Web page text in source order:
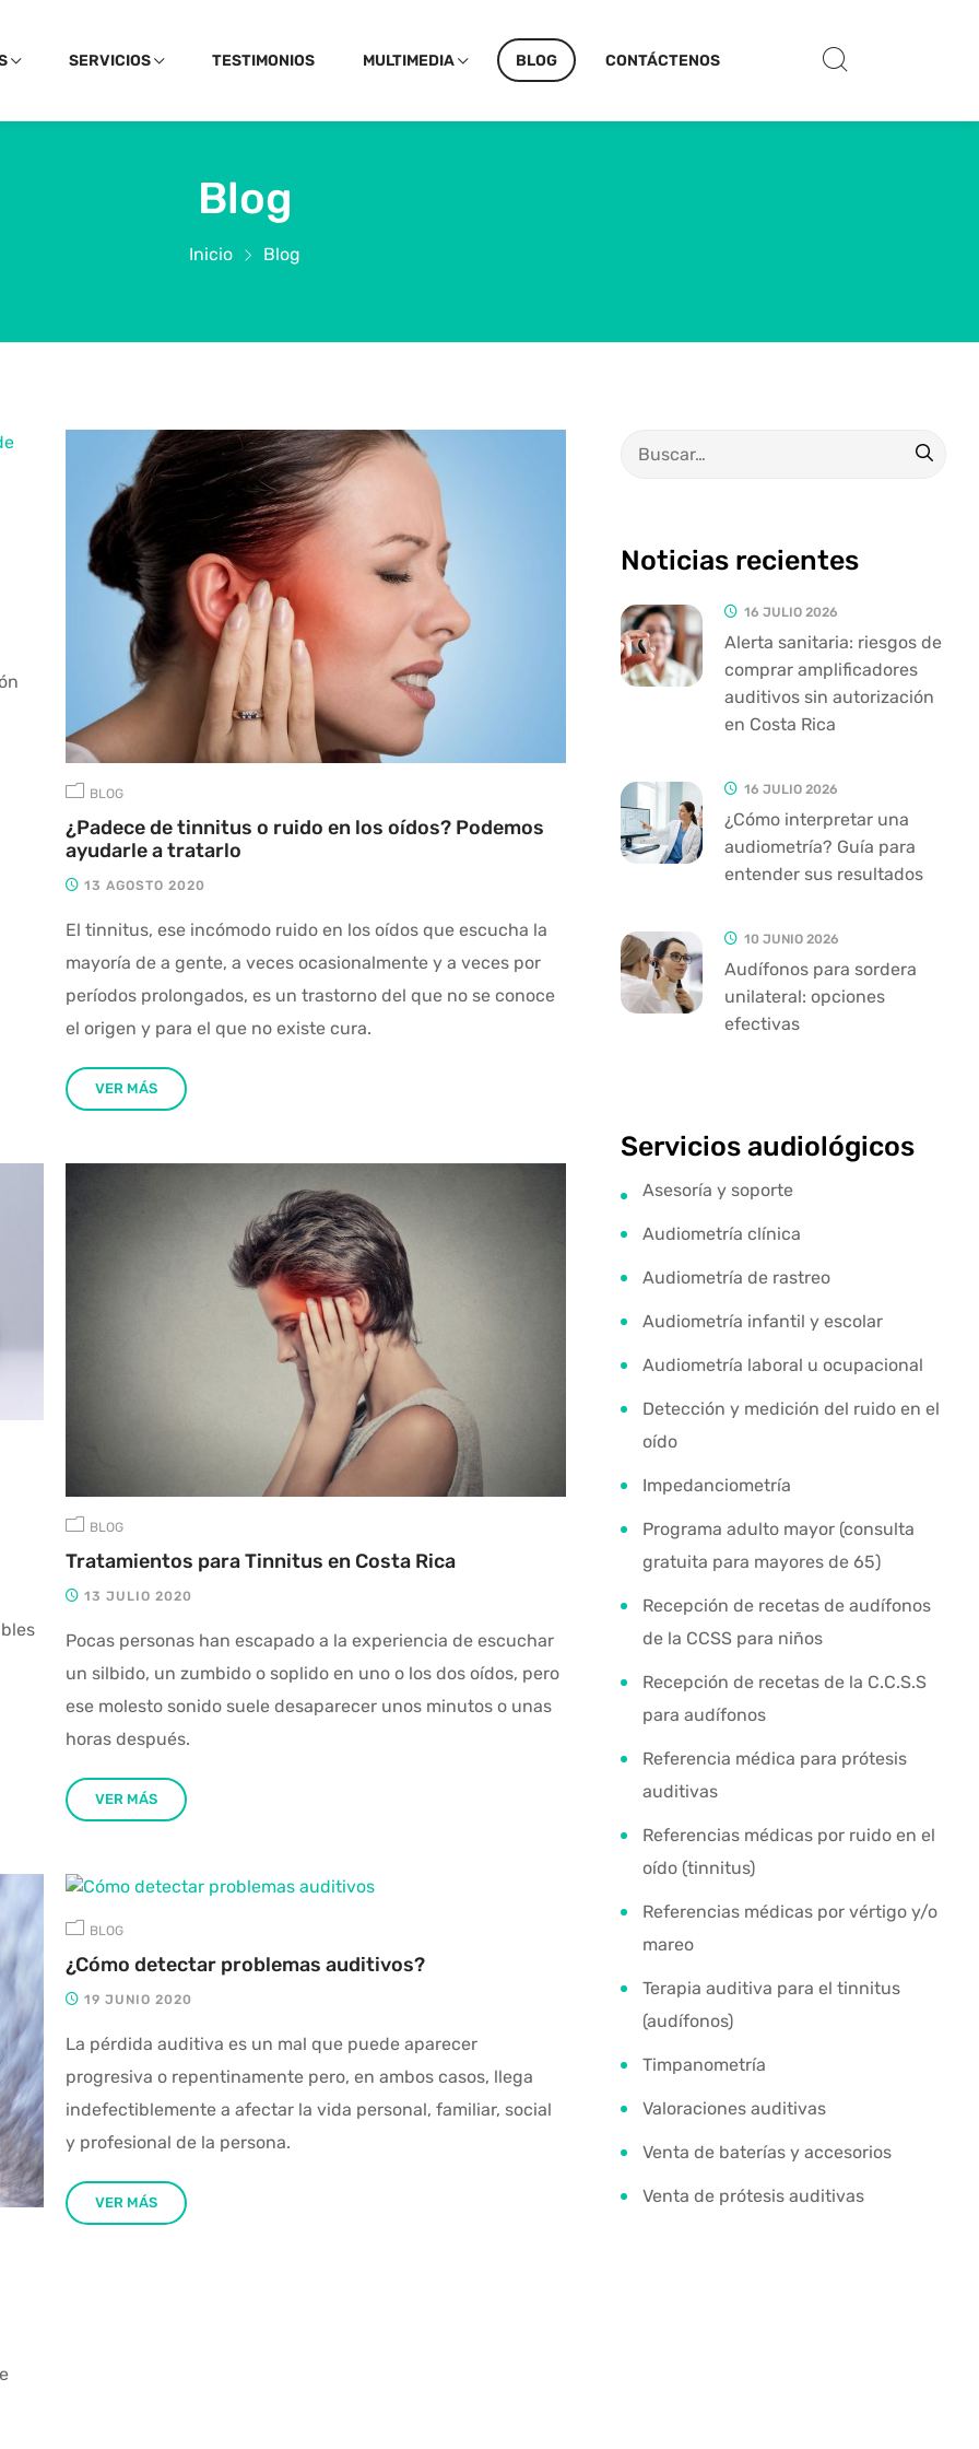
SERVICIOS TESTIMONIOS MULTIMEDIA BLOG CONTÁCTENOS
Blog
Inicio Blog
BLOG
¿Padece de tinnitus o ruido en los oídos? Podemos
ayudarle a tratarlo
13 AGOSTO 2020
El tinnitus, ese incómodo ruido en los oídos que escucha la
mayoría de a gente, a veces ocasionalmente y a veces por
períodos prolongados, es un trastorno del que no se conoce
el origen y para el que no existe cura.
VER MÁS
BLOG
Tratamientos para Tinnitus en Costa Rica
13 JULIO 2020
Pocas personas han escapado a la experiencia de escuchar
un silbido, un zumbido o soplido en uno o los dos oídos, pero
ese molesto sonido suele desaparecer unos minutos o unas
horas después.
VER MÁS
BLOG
¿Cómo detectar problemas auditivos?
19 JUNIO 2020
La pérdida auditiva es un mal que puede aparecer
progresiva o repentinamente pero, en ambos casos, llega
indefectiblemente a afectar la vida personal, familiar, social
y profesional de la persona.
VER MÁS
Noticias recientes
16 JULIO 2026
Alerta sanitaria: riesgos de
comprar amplificadores
auditivos sin autorización
en Costa Rica
16 JULIO 2026
¿Cómo interpretar una
audiometría? Guía para
entender sus resultados
10 JUNIO 2026
Audífonos para sordera
unilateral: opciones
efectivas
Servicios audiológicos
Asesoría y soporte
Audiometría clínica
Audiometría de rastreo
Audiometría infantil y escolar
Audiometría laboral u ocupacional
Detección y medición del ruido en el
oído
Impedanciometría
Programa adulto mayor (consulta
gratuita para mayores de 65)
Recepción de recetas de audífonos
de la CCSS para niños
Recepción de recetas de la C.C.S.S
para audífonos
Referencia médica para prótesis
auditivas
Referencias médicas por ruido en el
oído (tinnitus)
Referencias médicas por vértigo y/o
mareo
Terapia auditiva para el tinnitus
(audífonos)
Timpanometría
Valoraciones auditivas
Venta de baterías y accesorios
Venta de prótesis auditivas